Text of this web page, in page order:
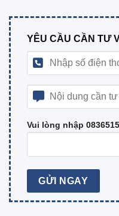
YÊU CẦU CẦN TƯ
Vui lòng nhập